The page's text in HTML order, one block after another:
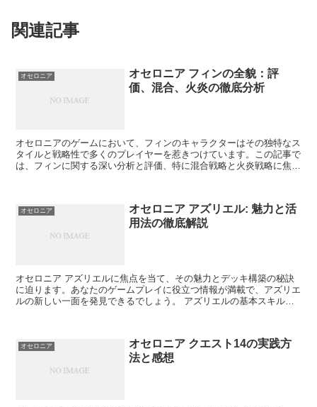
関連記事
オセロニア
オセロニア フィンの全貌：評
価、混合、火炎の徹底分析
オセロニアのゲームにおいて、フィンのキャラクターはその独特なス
タイルと戦略性で多くのプレイヤーを惹きつけています。この記事で
は、フィンに関する深い分析と評価、特に混合戦略と火炎戦略に焦点
オセロニア
オセロニア アズリエル: 魅力と活
用法の徹底解説
オセロニア アズリエルに焦点を当て、その魅力とデッキ構築の秘訣
に迫ります。あなたのゲームプレイに役立つ情報が満載で、アズリエ
ルの新しい一面を発見できるでしょう。 アズリエルの基本スキルと
オセロニア
オセロニア クエスト14の実践方
法と感想